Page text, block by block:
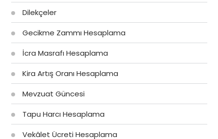
Dilekçeler
Gecikme Zammı Hesaplama
İcra Masrafı Hesaplama
Kira Artış Oranı Hesaplama
Mevzuat Güncesi
Tapu Harcı Hesaplama
Vekâlet Ücreti Hesaplama